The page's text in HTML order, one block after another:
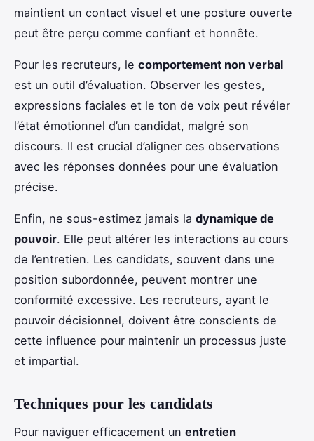
maintient un contact visuel et une posture ouverte
peut être perçu comme confiant et honnête.
Pour les recruteurs, le comportement non verbal
est un outil d’évaluation. Observer les gestes,
expressions faciales et le ton de voix peut révéler
l’état émotionnel d’un candidat, malgré son
discours. Il est crucial d’aligner ces observations
avec les réponses données pour une évaluation
précise.
Enfin, ne sous-estimez jamais la dynamique de
pouvoir. Elle peut altérer les interactions au cours
de l’entretien. Les candidats, souvent dans une
position subordonnée, peuvent montrer une
conformité excessive. Les recruteurs, ayant le
pouvoir décisionnel, doivent être conscients de
cette influence pour maintenir un processus juste
et impartial.
Techniques pour les candidats
Pour naviguer efficacement un entretien